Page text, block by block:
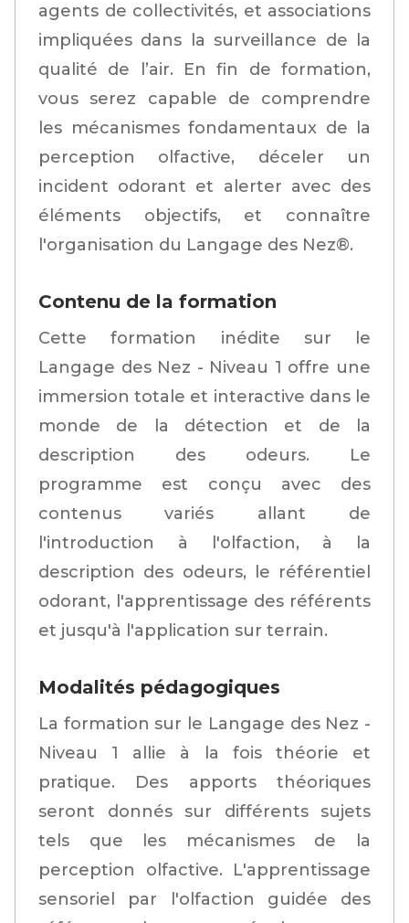
agents de collectivités, et associations
impliquées dans la surveillance de la
qualité de l’air. En fin de formation,
vous serez capable de comprendre
les mécanismes fondamentaux de la
perception olfactive, déceler un
incident odorant et alerter avec des
éléments objectifs, et connaître
l'organisation du Langage des Nez®.
Contenu de la formation
Cette formation inédite sur le
Langage des Nez - Niveau 1 offre une
immersion totale et interactive dans le
monde de la détection et de la
description des odeurs. Le
programme est conçu avec des
contenus variés allant de
l'introduction à l'olfaction, à la
description des odeurs, le référentiel
odorant, l'apprentissage des référents
et jusqu'à l'application sur terrain.
Modalités pédagogiques
La formation sur le Langage des Nez -
Niveau 1 allie à la fois théorie et
pratique. Des apports théoriques
seront donnés sur différents sujets
tels que les mécanismes de la
perception olfactive. L'apprentissage
sensoriel par l'olfaction guidée des